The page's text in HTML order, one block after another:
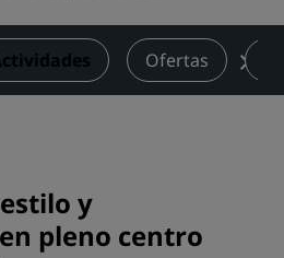
Ofertas
y
pleno centro